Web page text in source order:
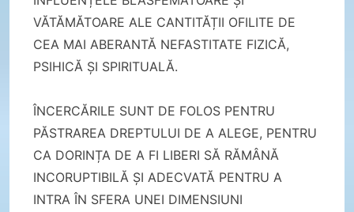
VĂTĂMĂTOARE ALE CANTITĂȚII OFILITE DE
CEA MAI ABERANTĂ NEFASTITATE FIZICĂ,
PSIHICĂ ȘI SPIRITUALĂ.
ÎNCERCĂRILE SUNT DE FOLOS PENTRU
PĂSTRAREA DREPTULUI DE A ALEGE, PENTRU
CA DORINȚA DE A FI LIBERI SĂ RĂMÂNĂ
INCORUPTIBILĂ ȘI ADECVATĂ PENTRU A
INTRA ÎN SFERA UNEI DIMENSIUNI